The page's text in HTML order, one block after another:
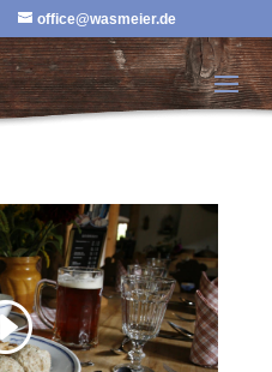
office@wasmeier.de